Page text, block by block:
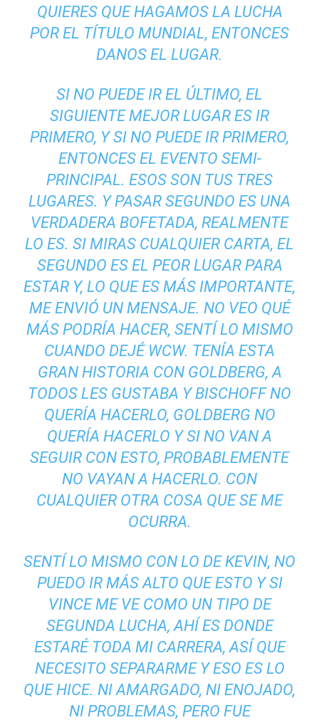
QUIERES QUE HAGAMOS LA LUCHA
POR EL TÍTULO MUNDIAL, ENTONCES
DANOS EL LUGAR.
SI NO PUEDE IR EL ÚLTIMO, EL
SIGUIENTE MEJOR LUGAR ES IR
PRIMERO, Y SI NO PUEDE IR PRIMERO,
ENTONCES EL EVENTO SEMI-
PRINCIPAL. ESOS SON TUS TRES
LUGARES. Y PASAR SEGUNDO ES UNA
VERDADERA BOFETADA, REALMENTE
LO ES. SI MIRAS CUALQUIER CARTA, EL
SEGUNDO ES EL PEOR LUGAR PARA
ESTAR Y, LO QUE ES MÁS IMPORTANTE,
ME ENVIÓ UN MENSAJE. NO VEO QUÉ
MÁS PODRÍA HACER, SENTÍ LO MISMO
CUANDO DEJÉ WCW. TENÍA ESTA
GRAN HISTORIA CON GOLDBERG, A
TODOS LES GUSTABA Y BISCHOFF NO
QUERÍA HACERLO, GOLDBERG NO
QUERÍA HACERLO Y SI NO VAN A
SEGUIR CON ESTO, PROBABLEMENTE
NO VAYAN A HACERLO. CON
CUALQUIER OTRA COSA QUE SE ME
OCURRA.
SENTÍ LO MISMO CON LO DE KEVIN, NO
PUEDO IR MÁS ALTO QUE ESTO Y SI
VINCE ME VE COMO UN TIPO DE
SEGUNDA LUCHA, AHÍ ES DONDE
ESTARÉ TODA MI CARRERA, ASÍ QUE
NECESITO SEPARARME Y ESO ES LO
QUE HICE. NI AMARGADO, NI ENOJADO,
NI PROBLEMAS, PERO FUE